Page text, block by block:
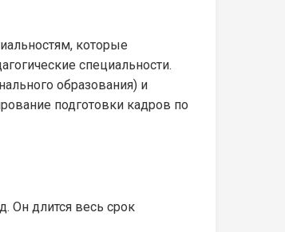
которые
специальности.
образования) и
подготовки кадров по
Он длится весь срок